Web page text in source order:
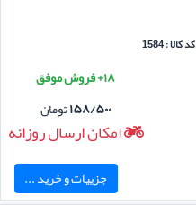
کد کالا : 1584
۱۸+ فروش موفق
۱۵۸/۵۰۰تومان
امکان ارسال روزانه
جزییات و خرید ...